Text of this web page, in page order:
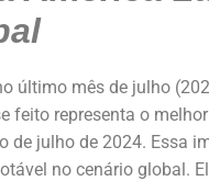
último mês de julho
feito representa o
de julho de 2024. Essa
no cenário global.